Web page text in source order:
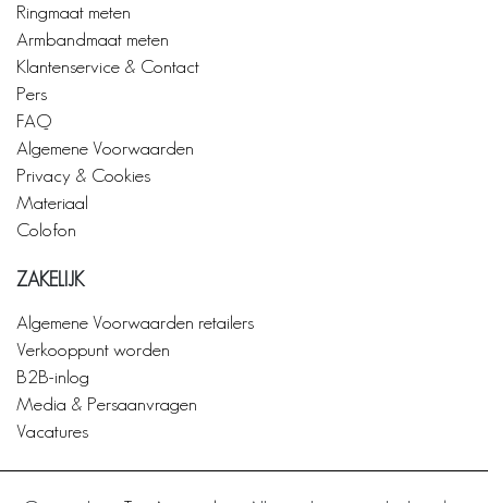
Ringmaat meten
Armbandmaat meten
Klantenservice & Contact
Pers
FAQ
Algemene Voorwaarden
Privacy & Cookies
Materiaal
Colofon
ZAKELIJK
Algemene Voorwaarden retailers
Verkooppunt worden
B2B-inlog
Media & Persaanvragen
Vacatures